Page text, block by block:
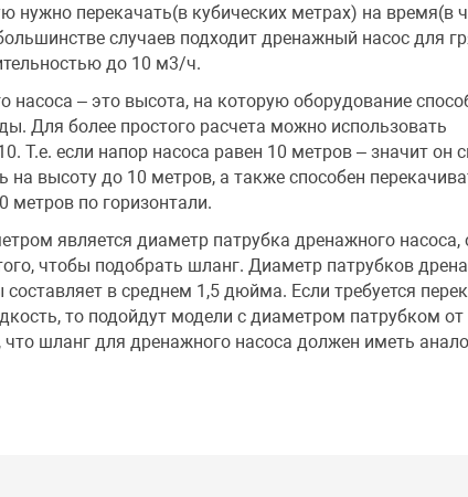
нужно перекачать(в кубических метрах) на время(в
случаев подходит дренажный насос для
до 10 м3/ч.
насоса – это высота, на которую оборудование
Для более простого расчета можно использовать
Т.е. если напор насоса равен 10 метров – значит он
на высоту до 10 метров, а также способен
метров по горизонтали.
является диаметр патрубка дренажного насоса,
чтобы подобрать шланг. Диаметр патрубков
в среднем 1,5 дюйма. Если требуется
то подойдут модели с диаметром патрубком
что шланг для дренажного насоса должен иметь